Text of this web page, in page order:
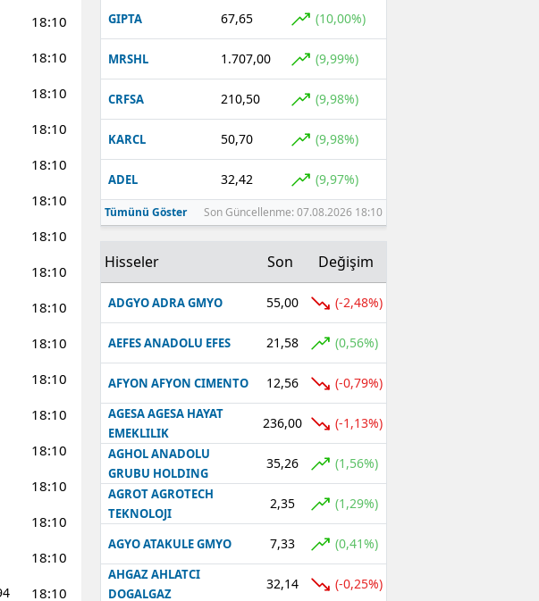
18:10
18:10
18:10
18:10
18:10
18:10
18:10
18:10
18:10
18:10
18:10
18:10
18:10
18:10
18:10
18:10
18:10
GIPTA 67,65 (10,00%)
MRSHL 1.707,00 (9,99%)
CRFSA 210,50 (9,98%)
KARCL 50,70 (9,98%)
ADEL 32,42 (9,97%)
Tümünü Göster Son Güncellenme: 07.08.2026 18:10
Hisseler Son Değişim
ADGYO ADRA GMYO 55,00 (-2,48%)
AEFES ANADOLU EFES 21,58 (0,56%)
AFYON AFYON CIMENTO 12,56 (-0,79%)
AGESA AGESA HAYAT
EMEKLILIK
236,00 (-1,13%)
AGHOL ANADOLU
GRUBU HOLDING
35,26 (1,56%)
AGROT AGROTECH
TEKNOLOJI
2,35 (1,29%)
AGYO ATAKULE GMYO 7,33 (0,41%)
AHGAZ AHLATCI
DOGALGAZ
32,14 (-0,25%)